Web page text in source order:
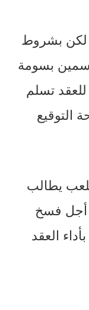
لكن بشروط
بسومة
للعقد تسلم
التوقيع
يطالب
من أجل فسخ
العقد